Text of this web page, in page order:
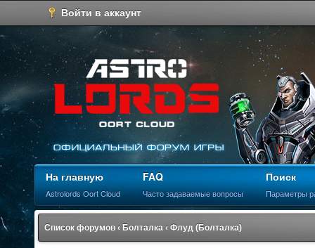
Войти в аккаунт
На главную
Astrolords Oort Cloud
FAQ
Часто задаваемые вопросы
Поиск
Параметры
Список форумов ‹ Болталка ‹ Флуд (Болталка)